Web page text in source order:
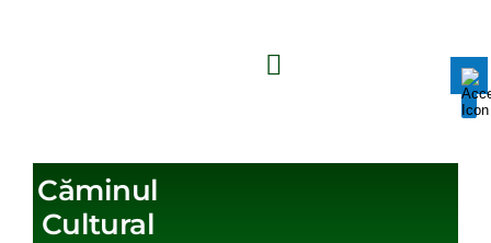
Toggle
ADMINISTRAȚIE
Căminul
Cultural
zoom_in Zoom in
remove_circle_outline